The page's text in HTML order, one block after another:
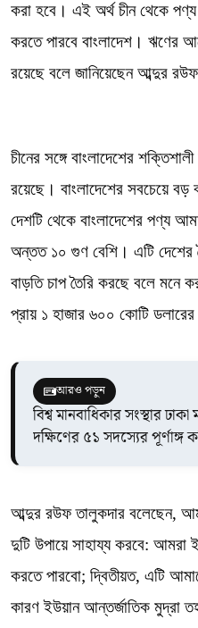
করা হবে। এই অর্থ চীন থেকে পণ্য
করতে পারবে বাংলাদেশ। ঋণের
রয়েছে বলে জানিয়েছেন আব্দুর
চীনের সঙ্গে বাংলাদেশের
রয়েছে। বাংলাদেশের সবচেয়ে বড়
দেশটি থেকে বাংলাদেশের পণ্য
অন্তত ১০ গুণ বেশি। এটি দেশের
বাড়তি চাপ তৈরি করছে বলে মনে
প্রায় ১ হাজার ৬০০ কোটি
আরও পড়ুন
বিশ্ব মানবাধিকার সংস্থার
দক্ষিণের ৫১ সদস্যের পূর্ণাঙ্গ
আব্দুর রউফ তালুকদার বলেছেন,
দুটি উপায়ে সাহায্য করবে: আমরা
করতে পারবো; দ্বিতীয়ত, এটি
কারণ ইউয়ান আন্তর্জাতিক